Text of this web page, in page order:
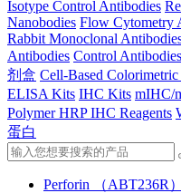
Isotype Control Antibodies
Nanobodies Flow Cytometry
Rabbit Monoclonal
Antibodies Control Antibodies
剂盒 Cell-Based
ELISA Kits IHC Kits mIHC/
Polymer HRP IHC Reagents
蛋白
Perforin （ABT236R